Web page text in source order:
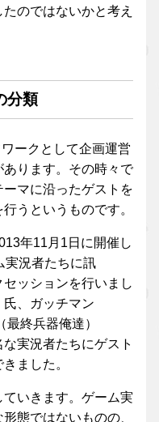
のではないかと考え
分類
ークとして企画運営
ります。その時々で
マに沿ったゲストを
うというものです。
年11月1日に開催し
実況者たちに訊
ッションを行いまし
氏、ガッチマン
最終兵器俺達）
実況者たちにゲスト
ました。
いきます。ゲーム実
態ではないものの、